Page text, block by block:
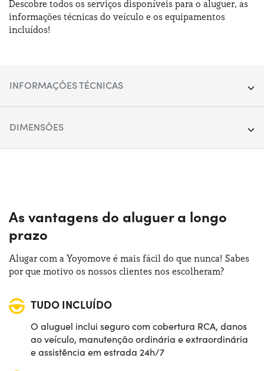
Descobre todos os serviços disponíveis para o aluguer, as
informações técnicas do veículo e os equipamentos
incluídos!
INFORMAÇÕES TÉCNICAS
Tração:Anterior
Numero de lugares: 5
Potência:
DIMENSÕES
Altura:
Bagageira (máx):
Bagageira (mín):500 lt
As vantagens do aluguer a longo
prazo
Alugar com a Yoyomove é mais fácil do que nunca! Sabes
por que motivo os nossos clientes nos escolheram?
TUDO INCLUÍDO
O aluguel inclui seguro com cobertura RCA, danos
ao veículo, manutenção ordinária e extraordinária
e assistência em estrada 24h/7